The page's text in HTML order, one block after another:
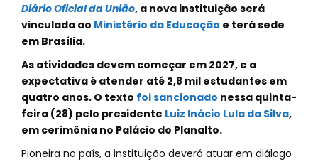
Diário Oficial da União, a nova instituição será
vinculada ao Ministério da Educação e terá sede
em Brasília.
As atividades devem começar em 2027, e a
expectativa é atender até 2,8 mil estudantes em
quatro anos. O texto foi sancionado nessa quinta-
feira (28) pelo presidente Luiz Inácio Lula da Silva,
em cerimônia no Palácio do Planalto.
Pioneira no país, a instituição deverá atuar em diálogo